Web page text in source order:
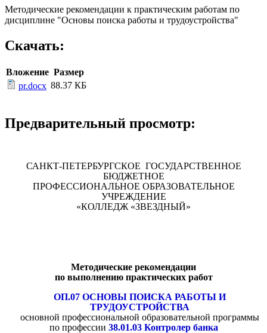
Методические рекомендации к практическим работам по
дисциплине "Основы поиска работы и трудоустройства"
Скачать:
Вложение Размер
pr.docx 88.37 КБ
Предварительный просмотр:
САНКТ-ПЕТЕРБУРГСКОЕ ГОСУДАРСТВЕННОЕ
БЮДЖЕТНОЕ
ПРОФЕССИОНАЛЬНОЕ ОБРАЗОВАТЕЛЬНОЕ
УЧРЕЖДЕНИЕ
«КОЛЛЕДЖ «ЗВЕЗДНЫЙ»
Методические рекомендации
по выполнению практических работ
ОП.07 ОСНОВЫ ПОИСКА РАБОТЫ И
ТРУДОУСТРОЙСТВА
основной профессиональной образовательной программы
по профессии 38.01.03 Контролер банка